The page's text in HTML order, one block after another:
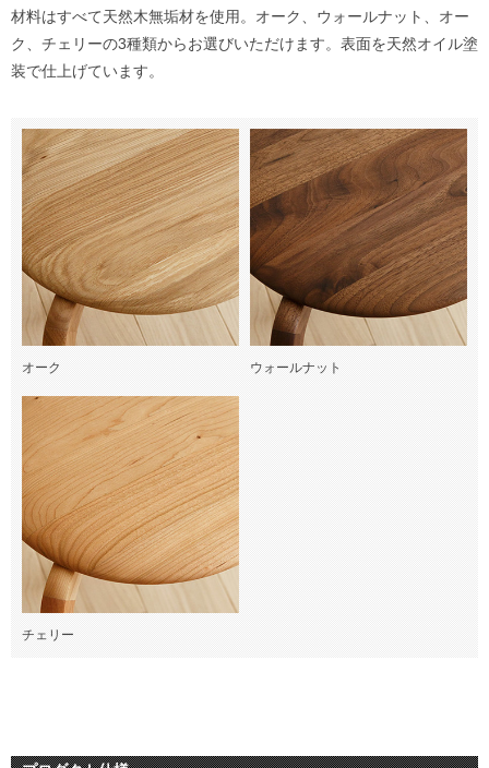
材料はすべて天然木無垢材を使用。オーク、ウォールナット、オー
ク、チェリーの3種類からお選びいただけます。表面を天然オイル塗
装で仕上げています。
オーク ウォールナット
チェリー